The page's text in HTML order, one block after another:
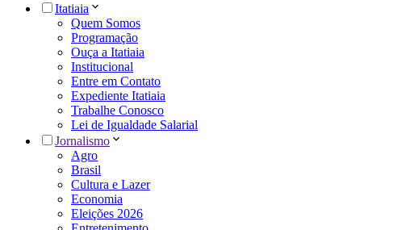
Itatiaia
Quem Somos
Programação
Ouça a Itatiaia
Institucional
Entre em Contato
Expediente Itatiaia
Trabalhe Conosco
Lei de Igualdade Salarial
Jornalismo
Agro
Brasil
Cultura e Lazer
Economia
Eleições 2026